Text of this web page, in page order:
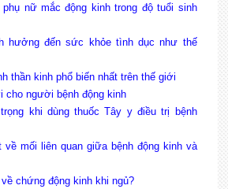
nữ mắc động kinh trong độ tuổi sinh
hưởng đến sức khỏe tình dục như thế
thần kinh phổ biến nhất trên thế giới
cho người bệnh động kinh
khi dùng thuốc Tây y điều trị bệnh
về mối liên quan giữa bệnh động kinh và
chứng động kinh khi ngủ?